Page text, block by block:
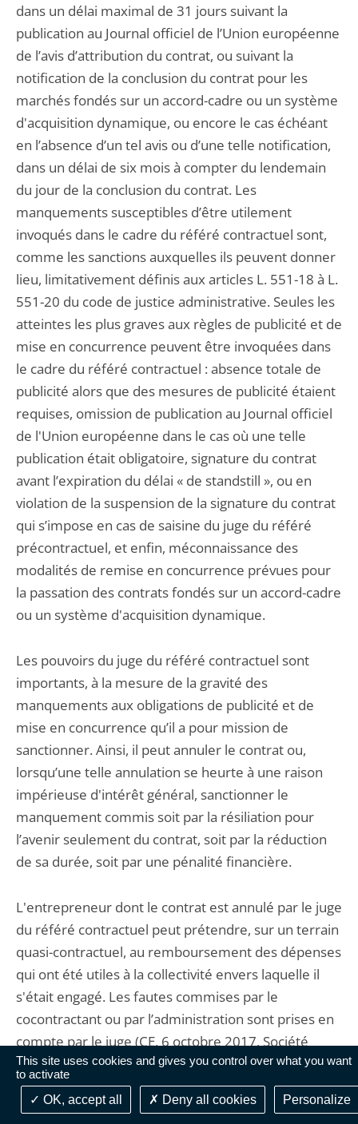
This site uses cookies and gives you control over what you want
to activate
OK, accept all
Deny all cookies Personalize
dans un délai maximal de 31 jours suivant la
publication au Journal officiel de l’Union européenne
de l’avis d’attribution du contrat, ou suivant la
notification de la conclusion du contrat pour les
marchés fondés sur un accord-cadre ou un système
d'acquisition dynamique, ou encore le cas échéant
en l’absence d’un tel avis ou d’une telle notification,
dans un délai de six mois à compter du lendemain
du jour de la conclusion du contrat. Les
manquements susceptibles d’être utilement
invoqués dans le cadre du référé contractuel sont,
comme les sanctions auxquelles ils peuvent donner
lieu, limitativement définis aux articles L. 551-18 à L.
551-20 du code de justice administrative. Seules les
atteintes les plus graves aux règles de publicité et de
mise en concurrence peuvent être invoquées dans
le cadre du référé contractuel : absence totale de
publicité alors que des mesures de publicité étaient
requises, omission de publication au Journal officiel
de l'Union européenne dans le cas où une telle
publication était obligatoire, signature du contrat
avant l’expiration du délai « de standstill », ou en
violation de la suspension de la signature du contrat
qui s’impose en cas de saisine du juge du référé
précontractuel, et enfin, méconnaissance des
modalités de remise en concurrence prévues pour
la passation des contrats fondés sur un accord-cadre
ou un système d'acquisition dynamique.
Les pouvoirs du juge du référé contractuel sont
importants, à la mesure de la gravité des
manquements aux obligations de publicité et de
mise en concurrence qu’il a pour mission de
sanctionner. Ainsi, il peut annuler le contrat ou,
lorsqu’une telle annulation se heurte à une raison
impérieuse d'intérêt général, sanctionner le
manquement commis soit par la résiliation pour
l’avenir seulement du contrat, soit par la réduction
de sa durée, soit par une pénalité financière.
L'entrepreneur dont le contrat est annulé par le juge
du référé contractuel peut prétendre, sur un terrain
quasi-contractuel, au remboursement des dépenses
qui ont été utiles à la collectivité envers laquelle il
s'était engagé. Les fautes commises par le
cocontractant ou par l’administration sont prises en
compte par le juge (CE, 6 octobre 2017, Société
Cegelec Perpignan, n° 395268, Rec.)